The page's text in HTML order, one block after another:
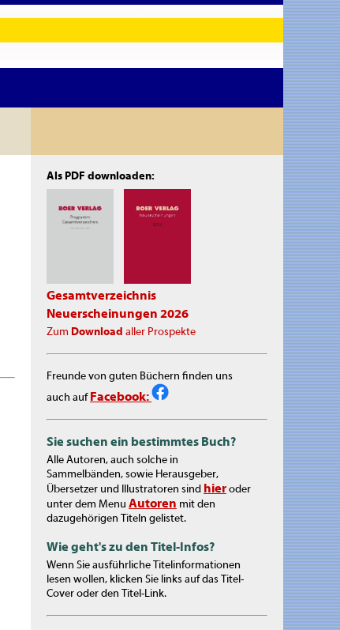
Als PDF downloaden:
Gesamtverzeichnis
Neuerscheinungen 2026
Zum Download aller Prospekte
Freunde von guten Büchern finden uns
auch auf Facebook:
Sie suchen ein bestimmtes Buch?
Alle Autoren, auch solche in
Sammelbänden, sowie Herausgeber,
Übersetzer und Illustratoren sind hieroder
unter dem Menu Autoren mit den
dazugehörigen Titeln gelistet.
Wie geht's zu den Titel-Infos?
Wenn Sie ausführliche Titelinformationen
lesen wollen, klicken Sie links auf das Titel-
Cover oder den Titel-Link.